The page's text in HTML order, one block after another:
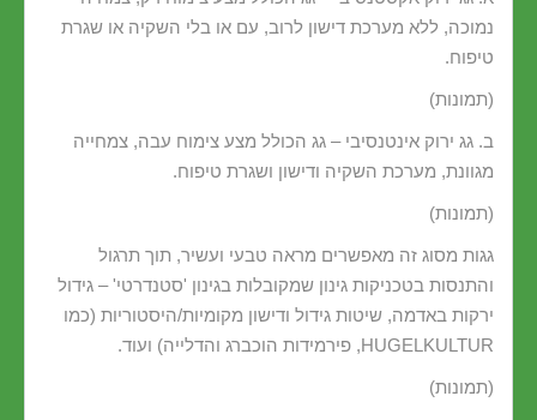
נמוכה, ללא מערכת דישון לרוב, עם או בלי השקיה או שגרת
טיפוח.
(תמונות)
ב. גג ירוק אינטנסיבי – גג הכולל מצע צימוח עבה, צמחייה
מגוונת, מערכת השקיה ודישון ושגרת טיפוח.
(תמונות)
גגות מסוג זה מאפשרים מראה טבעי ועשיר, תוך תרגול
והתנסות בטכניקות גינון שמקובלות בגינון 'סטנדרטי' – גידול
ירקות באדמה, שיטות גידול ודישון מקומיות/היסטוריות (כמו
HUGELKULTUR, פירמידות הוכברג והדלייה) ועוד.
(תמונות)